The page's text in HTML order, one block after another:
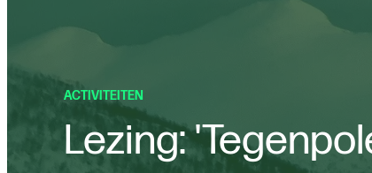
ACTIVITEITEN
Lezing: